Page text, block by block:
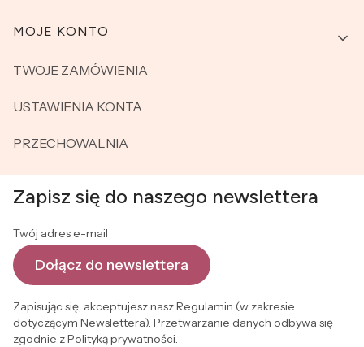
MOJE KONTO
TWOJE ZAMÓWIENIA
USTAWIENIA KONTA
PRZECHOWALNIA
Zapisz się do naszego newslettera
Twój adres e-mail
Dołącz do newslettera
Zapisując się, akceptujesz nasz Regulamin (w zakresie
dotyczącym Newslettera). Przetwarzanie danych odbywa się
zgodnie z Polityką prywatności.